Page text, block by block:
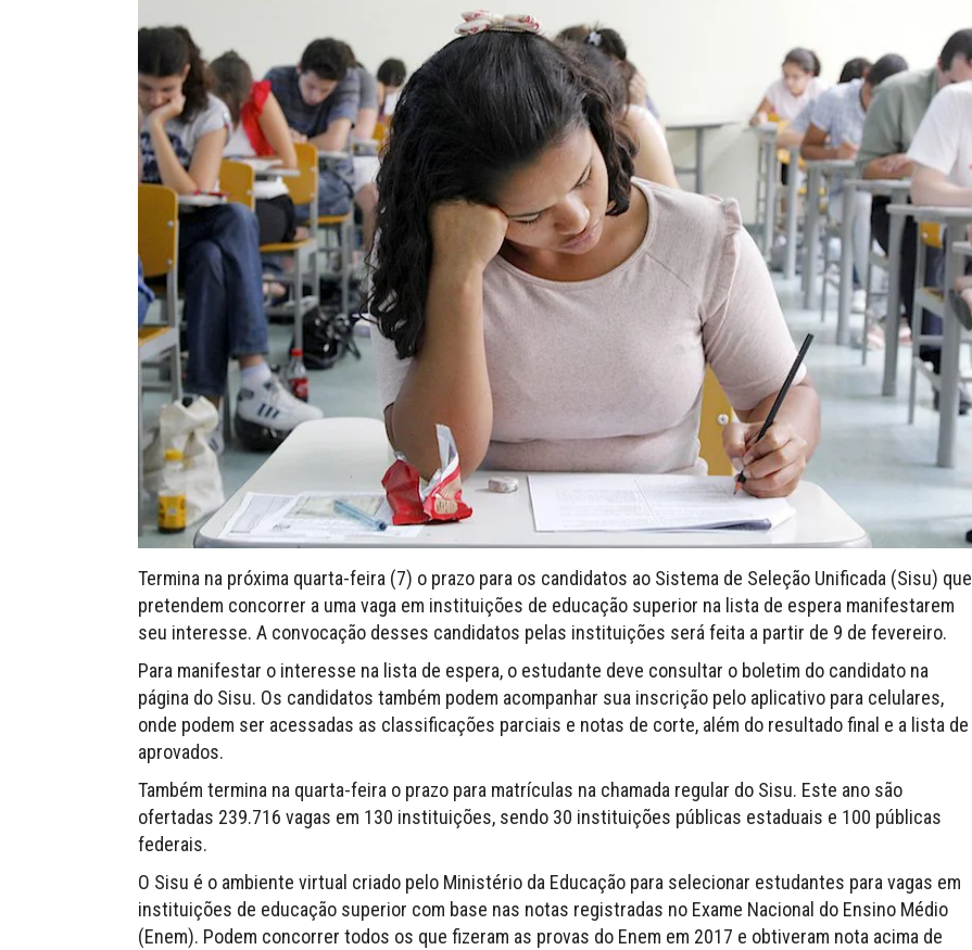
Termina na próxima quarta-feira (7) o prazo para os candidatos ao Sistema de Seleção Unificada (Sisu) que
pretendem concorrer a uma vaga em instituições de educação superior na lista de espera manifestarem
seu interesse. A convocação desses candidatos pelas instituições será feita a partir de 9 de fevereiro.
Para manifestar o interesse na lista de espera, o estudante deve consultar o boletim do candidato na
página do Sisu. Os candidatos também podem acompanhar sua inscrição pelo aplicativo para celulares,
onde podem ser acessadas as classificações parciais e notas de corte, além do resultado final e a lista de
aprovados.
Também termina na quarta-feira o prazo para matrículas na chamada regular do Sisu. Este ano são
ofertadas 239.716 vagas em 130 instituições, sendo 30 instituições públicas estaduais e 100 públicas
federais.
O Sisu é o ambiente virtual criado pelo Ministério da Educação para selecionar estudantes para vagas em
instituições de educação superior com base nas notas registradas no Exame Nacional do Ensino Médio
(Enem). Podem concorrer todos os que fizeram as provas do Enem em 2017 e obtiveram nota acima de